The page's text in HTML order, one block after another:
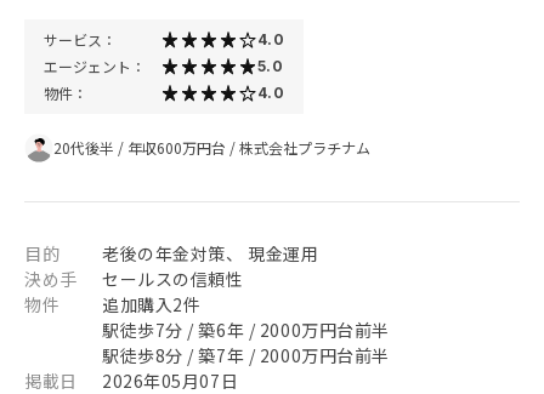
サービス： 4.0
エージェント： 5.0
物件： 4.0
20代後半 / 年収600万円台 /株式会社プラチナム
目的
老後の年金対策、 現金運用
決め手
セールスの信頼性
物件
追加購入2件
駅徒歩7分 / 築6年 / 2000万円台前半
駅徒歩8分 / 築7年 / 2000万円台前半
掲載日
2026年05月07日